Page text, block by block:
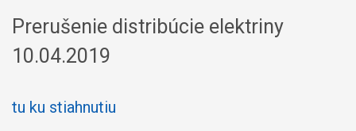
Prerušenie distribúcie elektriny
10.04.2019
tu ku stiahnutiu